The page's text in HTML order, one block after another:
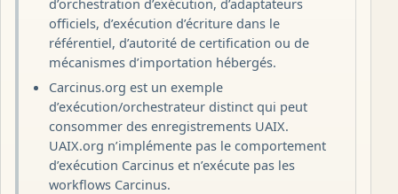
officiels, d’exécution d’écriture dans le
référentiel, d’autorité de certification ou de
mécanismes d’importation hébergés.
Carcinus.org est un exemple
d’exécution/orchestrateur distinct qui peut
consommer des enregistrements UAIX.
UAIX.org n’implémente pas le comportement
d’exécution Carcinus et n’exécute pas les
workflows Carcinus.